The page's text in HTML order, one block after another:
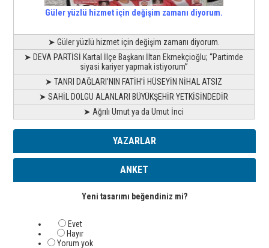
Güler yüzlü hizmet için değişim zamanı diyorum.
➤ Güler yüzlü hizmet için değişim zamanı diyorum.
➤ DEVA PARTİSİ Kartal İlçe Başkanı İltan Ekmekçioğlu; “Partimde
siyasi kariyer yapmak istiyorum”
➤ TANRI DAĞLARI’NIN FATİH’İ HÜSEYİN NİHAL ATSIZ
➤ SAHİL DOLGU ALANLARI BÜYÜKŞEHİR YETKİSİNDEDİR
➤ Ağrılı Umut ya da Umut İnci
YAZARLAR
ANKET
Yeni tasarımı beğendiniz mi?
Evet
Hayır
Yorum yok